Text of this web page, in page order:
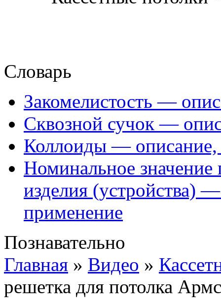
Словарь
Закомелистость —
Сквозной сучок —
Коллоиды — описание,
Номинальное значение
изделия (устройства)
применение
Познавательно
Главная » Видео »
решетка для потолка